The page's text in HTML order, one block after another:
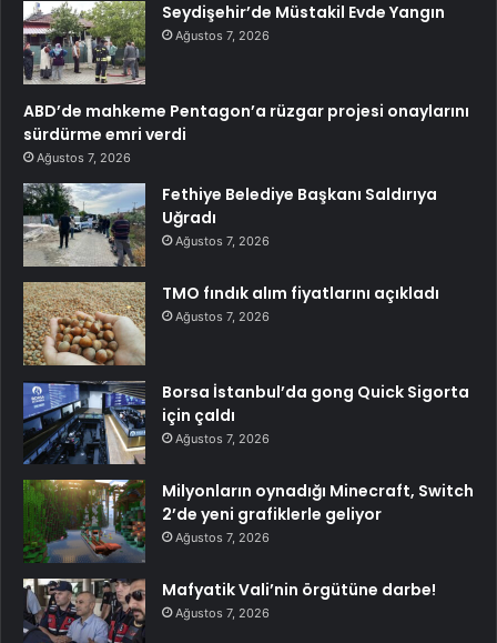
Seydişehir’de Müstakil Evde Yangın
Ağustos 7, 2026
ABD’de mahkeme Pentagon’a rüzgar projesi onaylarını
sürdürme emri verdi
Ağustos 7, 2026
Fethiye Belediye Başkanı Saldırıya
Uğradı
Ağustos 7, 2026
TMO fındık alım fiyatlarını açıkladı
Ağustos 7, 2026
Borsa İstanbul’da gong Quick Sigorta
için çaldı
Ağustos 7, 2026
Milyonların oynadığı Minecraft, Switch
2’de yeni grafiklerle geliyor
Ağustos 7, 2026
Mafyatik Vali’nin örgütüne darbe!
Ağustos 7, 2026